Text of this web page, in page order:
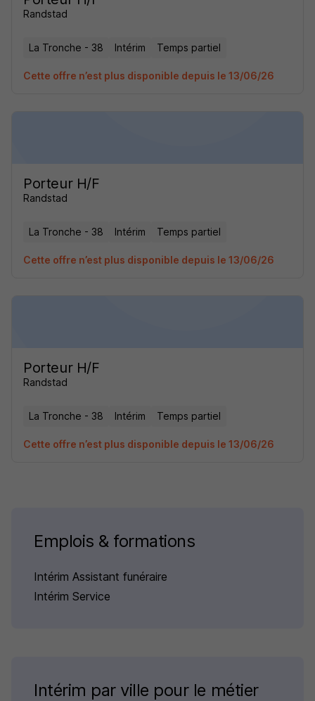
Randstad
La Tronche - 38 Intérim Temps partiel
Cette offre n’est plus disponible depuis le 13/06/26
Porteur H/F
Randstad
La Tronche - 38 Intérim Temps partiel
Cette offre n’est plus disponible depuis le 13/06/26
Porteur H/F
Randstad
La Tronche - 38 Intérim Temps partiel
Cette offre n’est plus disponible depuis le 13/06/26
Emplois & formations
Intérim Assistant funéraire
Intérim Service
Intérim par ville pour le métier